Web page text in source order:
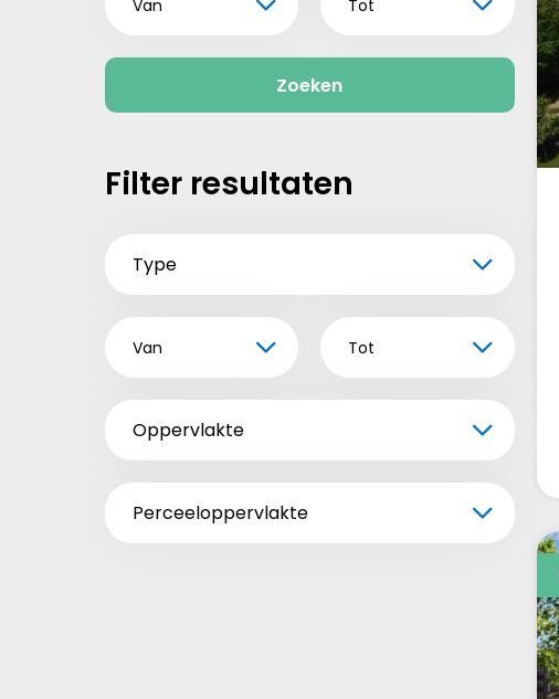
Van Tot
Zoeken
Filter resultaten
Type
Van Tot
Oppervlakte
Perceeloppervlakte